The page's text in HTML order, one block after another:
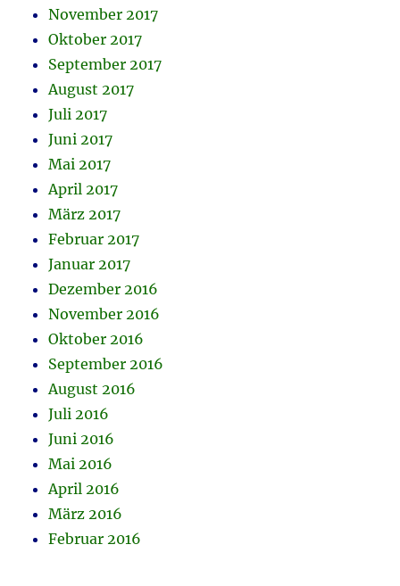
November 2017
Oktober 2017
September 2017
August 2017
Juli 2017
Juni 2017
Mai 2017
April 2017
März 2017
Februar 2017
Januar 2017
Dezember 2016
November 2016
Oktober 2016
September 2016
August 2016
Juli 2016
Juni 2016
Mai 2016
April 2016
März 2016
Februar 2016